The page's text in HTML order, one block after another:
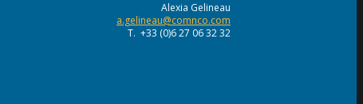
Alexia Gelineau
a.gelineau@comnco.com
T. +33 (0)6 27 06 32 32